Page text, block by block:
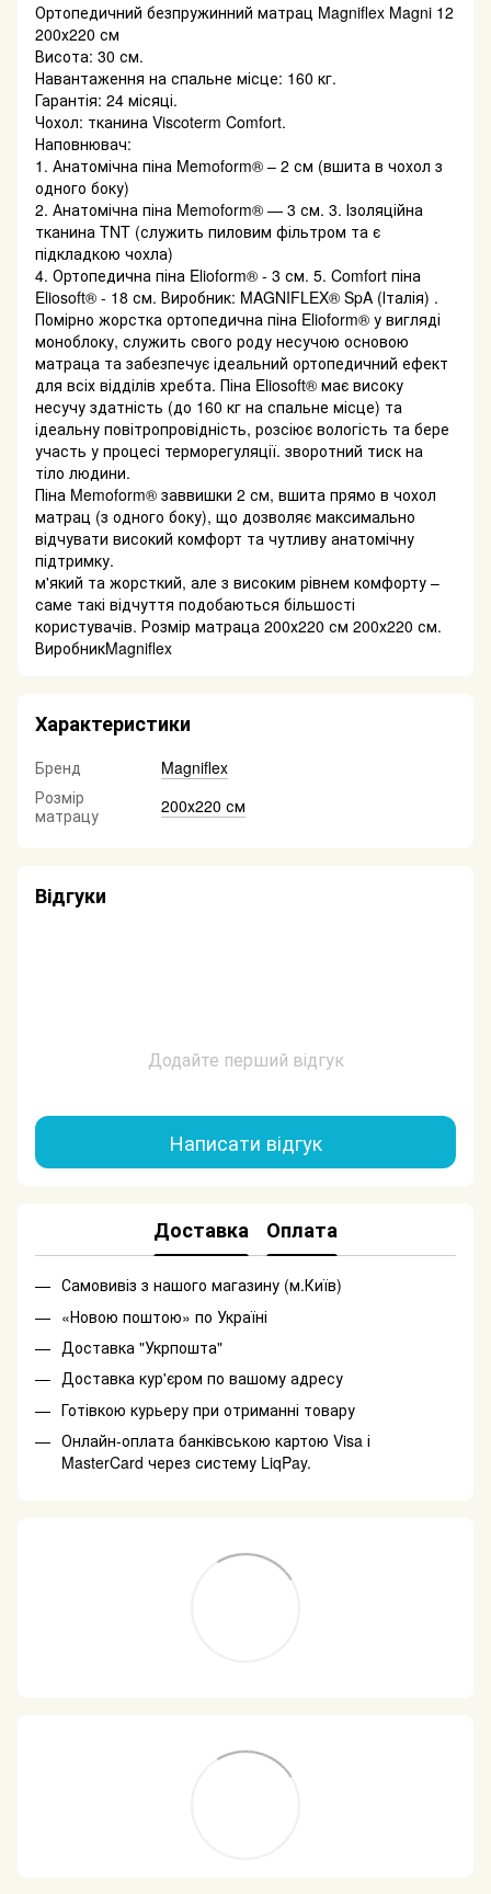
Ортопедичний безпружинний матрац Magniflex Magni 12
200х220 см
Висота: 30 см.
Навантаження на спальне місце: 160 кг.
Гарантія: 24 місяці.
Чохол: тканина Viscoterm Comfort.
Наповнювач:
1. Анатомічна піна Memoform® – 2 см (вшита в чохол з
одного боку)
2. Анатомічна піна Memoform® — 3 см. 3. Ізоляційна
тканина TNT (служить пиловим фільтром та є
підкладкою чохла)
4. Ортопедична піна Elioform® - 3 см. 5. Comfort піна
Eliosoft® - 18 см. Виробник: MAGNIFLEX® SpA (Італія) .
Помірно жорстка ортопедична піна Elioform® у вигляді
моноблоку, служить свого роду несучою основою
матраца та забезпечує ідеальний ортопедичний ефект
для всіх відділів хребта. Піна Eliosoft® має високу
несучу здатність (до 160 кг на спальне місце) та
ідеальну повітропровідність, розсіює вологість та бере
участь у процесі терморегуляції. зворотний тиск на
тіло людини.
Піна Memoform® заввишки 2 см, вшита прямо в чохол
матрац (з одного боку), що дозволяє максимально
відчувати високий комфорт та чутливу анатомічну
підтримку.
м'який та жорсткий, але з високим рівнем комфорту –
саме такі відчуття подобаються більшості
користувачів. Розмір матраца 200х220 см 200х220 см.
ВиробникMagniflex
Характеристики
Бренд
Magniflex
Розмір
матрацу
200х220 см
Відгуки
Додайте перший відгук
Написати відгук
Доставка Оплата
Самовивіз з нашого магазину (м.Київ)
«Новою поштою» по Україні
Доставка "Укрпошта"
Доставка кур'єром по вашому адресу
Готівкою курьеру при отриманні товару
Онлайн-оплата банківською картою Visa і
MasterCard через систему LiqPay.